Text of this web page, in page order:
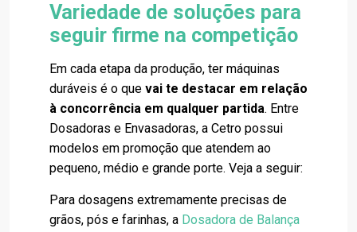
Variedade de soluções para
seguir firme na competição
Em cada etapa da produção, ter máquinas
duráveis é o que vai te destacar em relação
à concorrência em qualquer partida. Entre
Dosadoras e Envasadoras, a Cetro possui
modelos em promoção que atendem ao
pequeno, médio e grande porte. Veja a seguir:
Para dosagens extremamente precisas de
grãos, pós e farinhas, a Dosadora de Balança